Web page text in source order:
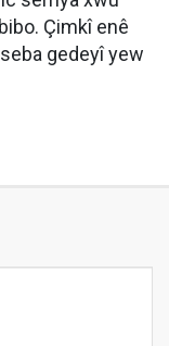
Çimkî enê
gedeyî yew